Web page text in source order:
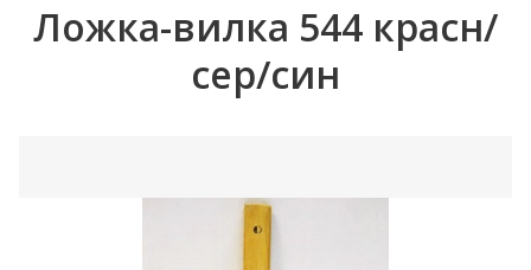
Ложка-вилка 544 красн/
сер/син